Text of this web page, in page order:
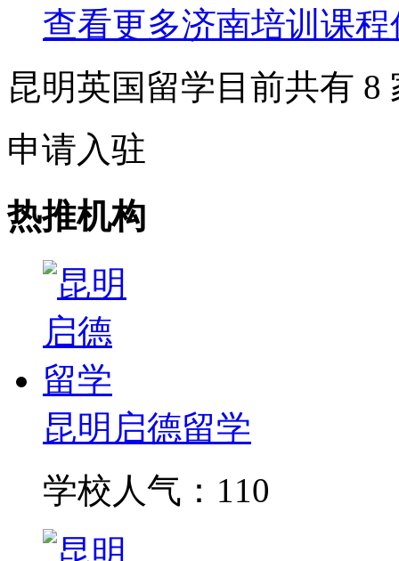
查看更多济南培训课程
昆明英国留学目前共有 8
申请入驻
热推机构
昆明启德留学
学校人气：110